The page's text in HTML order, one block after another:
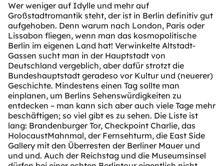
Wer weniger auf Idylle und mehr auf
Großstadtromantik steht, der ist in Berlin definitiv gut
aufgehoben. Denn warum nach London, Paris oder
Lissabon fliegen, wenn man das kosmopolitische
Berlin im eigenen Land hat! Verwinkelte Altstadt-
Gassen sucht man in der Hauptstadt von
Deutschland vergeblich, aber dafür strotzt die
Bundeshauptstadt geradeso vor Kultur und (neuerer)
Geschichte. Mindestens einen Tag sollte man
einplanen, um Berlins Sehenswürdigkeiten zu
entdecken – man kann sich aber auch viele Tage mehr
beschäftigen; so viel gibt es zu sehen. Die Liste ist
lang: Brandenburger Tor, Checkpoint Charlie, das
HolocaustMahnmal, der Fernsehturm, die East Side
Gallery mit den Überresten der Berliner Mauer und
und und. Auch der Reichstag und die Museumsinsel